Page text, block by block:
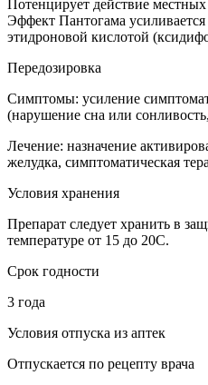
Потенцирует действие
Эффект Пантогама
этидроновой кислотой
Передозировка
Симптомы: усиление
(нарушение сна или
Лечение: назначение
желудка, симптоматическая
Условия хранения
Препарат следует хранить в
температуре от 15 до 20C.
Срок годности
3 года
Условия отпуска из аптек
Отпускается по рецепту врача